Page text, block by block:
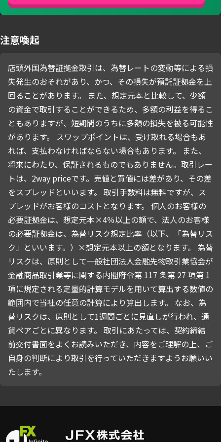
注意喚起
店頭外国為替証拠金取引は、為替レートの変動等による損
失発生のおそれがあり、かつ、その損失が預託証拠金を上
回ることがあります。 また、想定元本と比較して、少額
の資金で取引することができるため、多額の利益を得るこ
ともありますが、短期間のうちに多額の損失を被る可能性
があります。 スワップポイントは、受け取れる場合もあ
れば、支払わなければならない場合もあります。 また、
将来にわたり、保証されるものでもありません。取引レー
トは、2way priceです。売値と買値には差があり、その差
をスプレッドといいます。 取引手数料は無料ですが、ス
プレッドがお客様のコストとなります。 個人のお客様の
必要証拠金は、想定元本×4％以上の額で、法人のお客様
の必要証拠金は、為替リスク想定比率（以下、「為替リス
ク」といいます。）×想定元本以上の額となります。 為替
リスクは、原則として一般社団法人金融先物取引業協会が
金融商品取引業等に関する内閣府令第 117 条第 27 項第 1
項に規定される定量的計算モデルを用いて算出する数値の
範囲内で当社の任意の計算により算出します。 なお、為
替リスクは、原則として1週間ごとに見直しが行われ、通
貨ペアごとに異なります。 取引にあたっては、契約締結
前交付書面をよくお読みいただき、内容をご理解の上、ご
自身の判断により取引を行っていただきますようお願いい
たします。